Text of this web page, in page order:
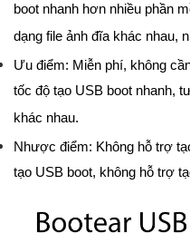
boot nhanh hơn nhiều phần
dạng file ảnh đĩa khác nhau,
Ưu điểm: Miễn phí, không
tốc độ tạo USB boot nhanh,
khác nhau.
Nhược điểm: Không hỗ trợ
tạo USB boot, không hỗ trợ